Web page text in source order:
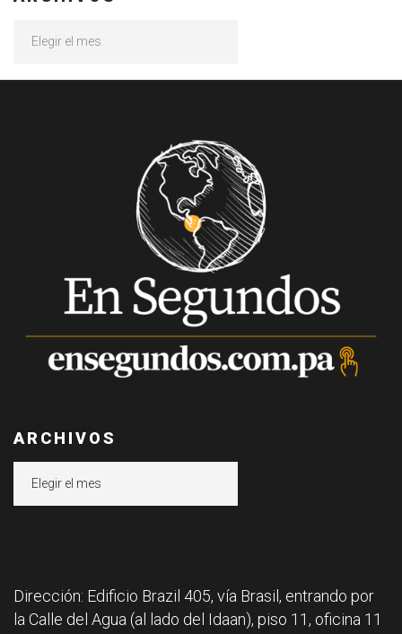
ARCHIVOS
Dirección: Edificio Brazil 405, vía Brasil, entrando por
la Calle del Agua (al lado del Idaan), piso 11, oficina 11